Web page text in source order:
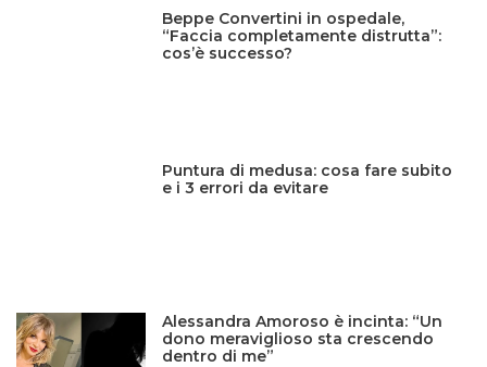
Beppe Convertini in ospedale,
“Faccia completamente distrutta”:
cos’è successo?
Puntura di medusa: cosa fare subito
e i 3 errori da evitare
Alessandra Amoroso è incinta: “Un
dono meraviglioso sta crescendo
dentro di me”